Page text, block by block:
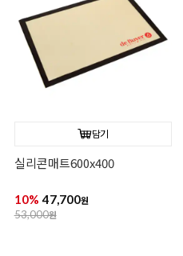
담기
실리콘매트600x400
10% 47,700원
53,000원